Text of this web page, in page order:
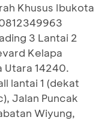
Khusus Ibukota
3 Lantai 2
Kelapa
Utara 14240.
lantai 1 (dekat
Jalan Puncak
Wiyung,